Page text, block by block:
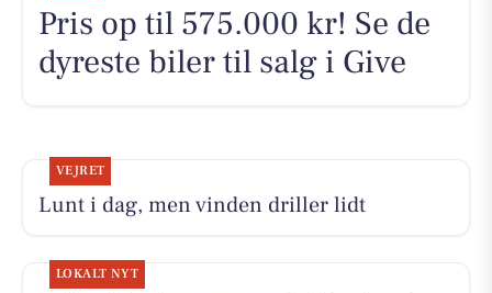
Pris op til 575.000 kr! Se de
dyreste biler til salg i Give
VEJRET
Lunt i dag, men vinden driller lidt
LOKALT NYT